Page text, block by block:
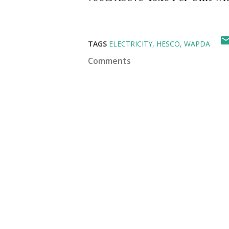
TAGS ELECTRICITY HESCO WAPDA
Comments